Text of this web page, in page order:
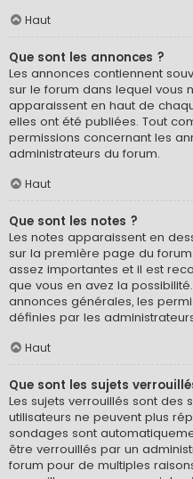
Haut
Que sont les annonces ?
Les annonces contiennent
sur le forum dans lequel vous
apparaissent en haut de
elles ont été publiées. Tout
permissions concernant les
administrateurs du forum.
Haut
Que sont les notes ?
Les notes apparaissent en
sur la première page du
assez importantes et il est
que vous en avez la
annonces générales, les
définies par les
Haut
Que sont les sujets
Les sujets verrouillés sont des
utilisateurs ne peuvent plus
sondages sont
être verrouillés par un
forum pour de multiples